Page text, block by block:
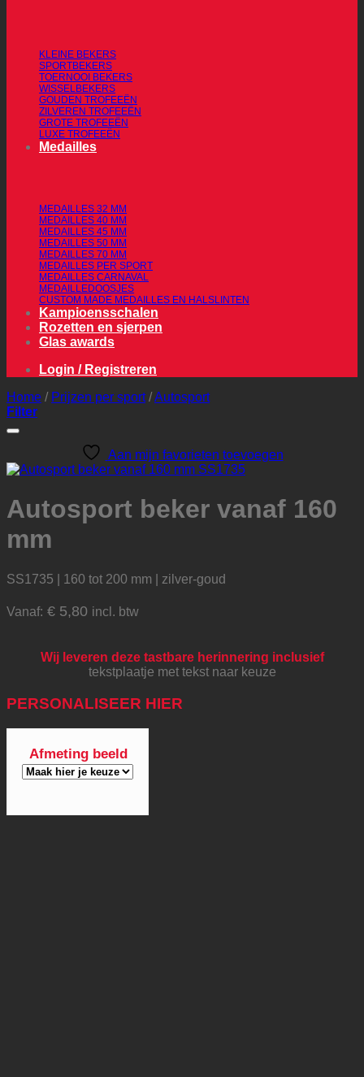
KLEINE BEKERS
SPORTBEKERS
TOERNOOI BEKERS
WISSELBEKERS
GOUDEN TROFEEËN
ZILVEREN TROFEEËN
GROTE TROFEEËN
LUXE TROFEEËN
Medailles
MEDAILLES 32 MM
MEDAILLES 40 MM
MEDAILLES 45 MM
MEDAILLES 50 MM
MEDAILLES 70 MM
MEDAILLES PER SPORT
MEDAILLES CARNAVAL
MEDAILLEDOOSJES
CUSTOM MADE MEDAILLES EN HALSLINTEN
Kampioensschalen
Rozetten en sjerpen
Glas awards
Login / Registreren
Home / Prijzen per sport /Autosport
Filter
Aan mijn favorieten toevoegen
Autosport beker vanaf 160
mm
SS1735 | 160 tot 200 mm | zilver-goud
Vanaf: € 5,80 incl. btw
Wij leveren deze tastbare herinnering inclusief
tekstplaatje met tekst naar keuze
PERSONALISEER HIER
Afmeting beeld